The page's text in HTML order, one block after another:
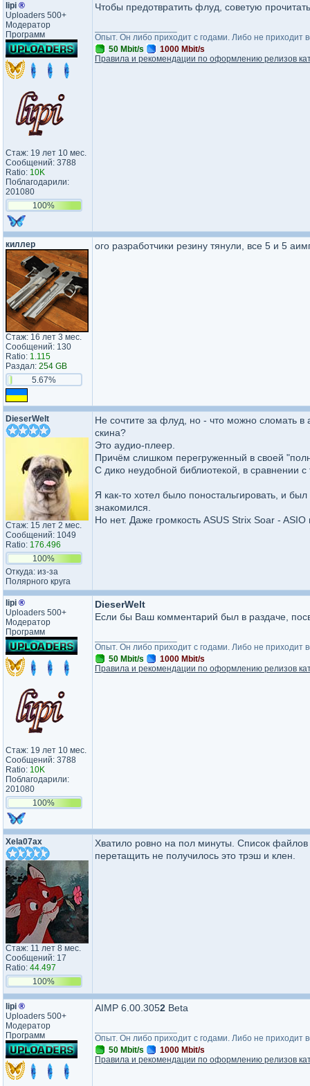
lipi ®
Uploaders 500+
Модератор
Программ
Стаж: 19 лет 10 мес.
Сообщений: 3788
Ratio: 10K
Поблагодарили:
201080
100%
Чтобы предотвратить флуд, советую
Опыт. Он либо приходит с годами. Либо не приходит
50 Mbit/s
1000 Mbit/s
Правила и рекомендации по оформлению релизов
киллер
Стаж: 16 лет 3 мес.
Сообщений: 130
Ratio: 1.115
Раздал: 254 GB
5.67%
ого разработчики резину тянули, все 5 и 5
DieserWelt
Стаж: 15 лет 2 мес.
Сообщений: 1049
Ratio: 176.496
100%
Откуда: из-за
Полярного круга
Не сочтите за флуд, но - что можно сломать
скина?
Это аудио-плеер.
Причём слишком перегруженный в своей
С дико неудобной библиотекой, в сравнении
Я как-то хотел было поностальгировать, и
знакомился.
Но нет. Даже громкость ASUS Strix Soar - ASIO
lipi ®
Uploaders 500+
Модератор
Программ
Стаж: 19 лет 10 мес.
Сообщений: 3788
Ratio: 10K
Поблагодарили:
201080
100%
DieserWelt
Если бы Ваш комментарий был в раздаче,
Опыт. Он либо приходит с годами. Либо не приходит
50 Mbit/s
1000 Mbit/s
Правила и рекомендации по оформлению релизов
Xela07ax
Стаж: 11 лет 8 мес.
Сообщений: 17
Ratio: 44.497
100%
Хватило ровно на пол минуты. Список файлов
перетащить не получилось это трэш и клен.
lipi ®
Uploaders 500+
Модератор
Программ
AIMP 6.00.3052 Beta
Опыт. Он либо приходит с годами. Либо не приходит
50 Mbit/s
1000 Mbit/s
Правила и рекомендации по оформлению релизов